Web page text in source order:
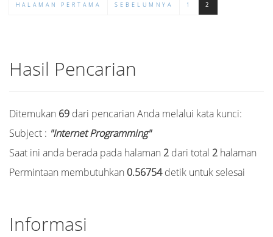
HALAMAN PERTAMA SEBELUMNYA 1 2
Hasil Pencarian
Ditemukan 69 dari pencarian Anda melalui kata kunci:
Subject : "Internet Programming"
Saat ini anda berada pada halaman 2 dari total 2 halaman
Permintaan membutuhkan 0.56754detik untuk selesai
Informasi